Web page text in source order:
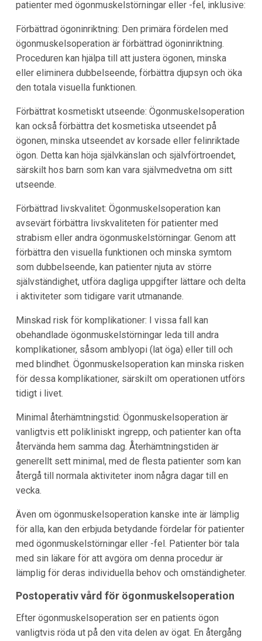
patienter med ögonmuskelstörningar eller -fel, inklusive:
Förbättrad ögoninriktning: Den primära fördelen med
ögonmuskelsoperation är förbättrad ögoninriktning.
Proceduren kan hjälpa till att justera ögonen, minska
eller eliminera dubbelseende, förbättra djupsyn och öka
den totala visuella funktionen.
Förbättrat kosmetiskt utseende: Ögonmuskelsoperation
kan också förbättra det kosmetiska utseendet på
ögonen, minska utseendet av korsade eller felinriktade
ögon. Detta kan höja självkänslan och självförtroendet,
särskilt hos barn som kan vara självmedvetna om sitt
utseende.
Förbättrad livskvalitet: Ögonmuskelsoperation kan
avsevärt förbättra livskvaliteten för patienter med
strabism eller andra ögonmuskelstörningar. Genom att
förbättra den visuella funktionen och minska symtom
som dubbelseende, kan patienter njuta av större
självständighet, utföra dagliga uppgifter lättare och delta
i aktiviteter som tidigare varit utmanande.
Minskad risk för komplikationer: I vissa fall kan
obehandlade ögonmuskelstörningar leda till andra
komplikationer, såsom amblyopi (lat öga) eller till och
med blindhet. Ögonmuskelsoperation kan minska risken
för dessa komplikationer, särskilt om operationen utförs
tidigt i livet.
Minimal återhämtningstid: Ögonmuskelsoperation är
vanligtvis ett polikliniskt ingrepp, och patienter kan ofta
återvända hem samma dag. Återhämtningstiden är
generellt sett minimal, med de flesta patienter som kan
återgå till normala aktiviteter inom några dagar till en
vecka.
Även om ögonmuskelsoperation kanske inte är lämplig
för alla, kan den erbjuda betydande fördelar för patienter
med ögonmuskelstörningar eller -fel. Patienter bör tala
med sin läkare för att avgöra om denna procedur är
lämplig för deras individuella behov och omständigheter.
Postoperativ vård för ögonmuskelsoperation
Efter ögonmuskelsoperation ser en patients ögon
vanligtvis röda ut på den vita delen av ögat. En återgång